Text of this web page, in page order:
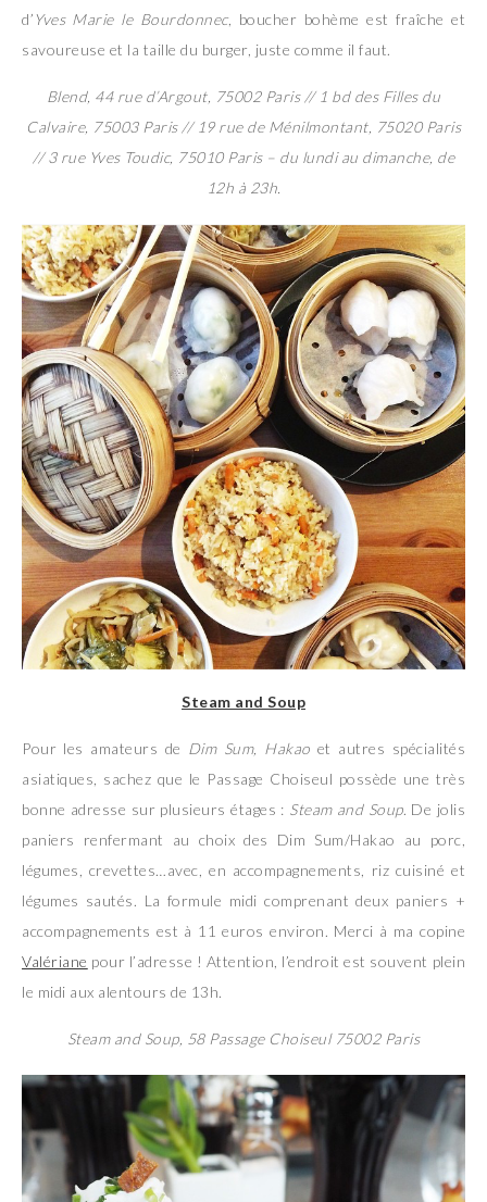
d’Yves Marie le Bourdonnec, boucher bohème est fraîche et
savoureuse et la taille du burger, juste comme il faut.
Blend, 44 rue d’Argout, 75002 Paris // 1 bd des Filles du
Calvaire, 75003 Paris // 19 rue de Ménilmontant, 75020 Paris
// 3 rue Yves Toudic, 75010 Paris – du lundi au dimanche, de
12h à 23h.
Steam and Soup
Pour les amateurs de Dim Sum, Hakao et autres spécialités
asiatiques, sachez que le Passage Choiseul possède une très
bonne adresse sur plusieurs étages : Steam and Soup. De jolis
paniers renfermant au choix des Dim Sum/Hakao au porc,
légumes, crevettes…avec, en accompagnements, riz cuisiné et
légumes sautés. La formule midi comprenant deux paniers +
accompagnements est à 11 euros environ. Merci à ma copine
Valériane pour l’adresse ! Attention, l’endroit est souvent plein
le midi aux alentours de 13h.
Steam and Soup, 58 Passage Choiseul 75002 Paris